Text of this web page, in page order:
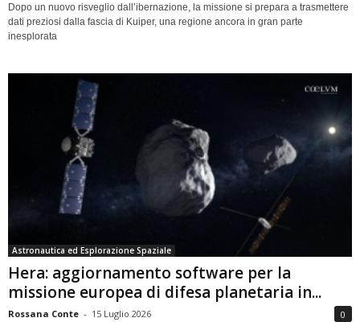
Dopo un nuovo risveglio dall’ibernazione, la missione si prepara a trasmettere
dati preziosi dalla fascia di Kuiper, una regione ancora in gran parte
inesplorata
Astronautica ed Esplorazione Spaziale
Hera: aggiornamento software per la
missione europea di difesa planetaria in...
Rossana Conte - 15 Luglio 2026 0